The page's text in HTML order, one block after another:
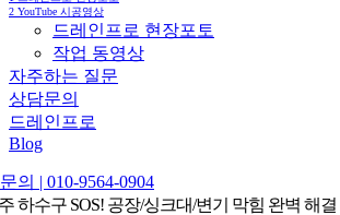
2 YouTube 시공영상
드레인프로 현장포토
작업 동영상
자주하는 질문
상담문의
드레인프로
Blog
의 | 010-9564-0904
하수구 SOS! 공장/싱크대/변기 막힘 완벽 해결